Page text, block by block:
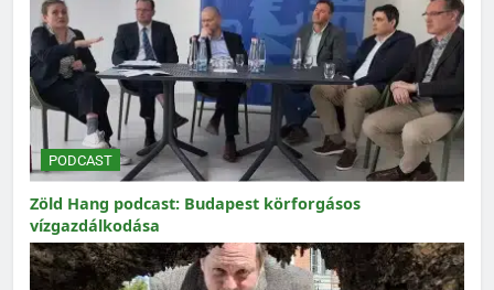
PODCAST
Zöld Hang podcast: Budapest körforgásos
vízgazdálkodása